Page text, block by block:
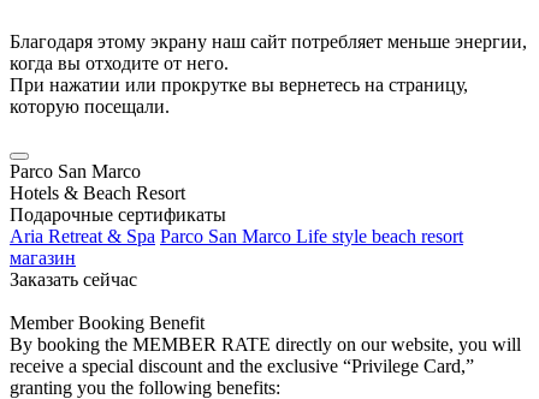
Благодаря этому экрану наш сайт потребляет меньше энергии,
когда вы отходите от него.
При нажатии или прокрутке вы вернетесь на страницу,
которую посещали.
Parco San Marco
Hotels & Beach Resort
Подарочные сертификаты
Aria Retreat & Spa Parco San Marco Life style beach resort
магазин
Заказать сейчас
Member Booking Benefit
By booking the MEMBER RATE directly on our website, you will
receive a special discount and the exclusive “Privilege Card,”
granting you the following benefits: